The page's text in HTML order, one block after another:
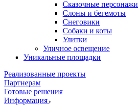
Сказочные персонажи
Слоны и бегемоты
Снеговики
Собаки и коты
Улитки
Уличное освещение
Уникальные площадки
Реализованные проекты
Партнерам
Готовые решения
Информация